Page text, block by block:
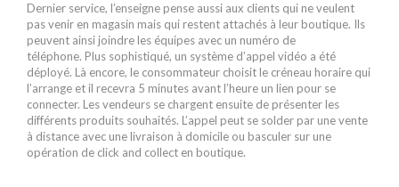
Dernier service, l’enseigne pense aussi aux clients qui ne veulent
pas venir en magasin mais qui restent attachés à leur boutique. Ils
peuvent ainsi joindre les équipes avec un numéro de
téléphone. Plus sophistiqué, un système d’appel vidéo a été
déployé. Là encore, le consommateur choisit le créneau horaire qui
l’arrange et il recevra 5 minutes avant l’heure un lien pour se
connecter. Les vendeurs se chargent ensuite de présenter les
différents produits souhaités. L’appel peut se solder par une vente
à distance avec une livraison à domicile ou basculer sur une
opération de click and collect en boutique.